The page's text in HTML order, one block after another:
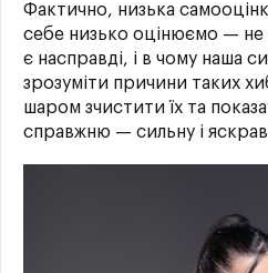
Фактично, низька
себе низько оцінюємо —
є насправді, і в чому наша
зрозуміти причини таких
шаром зчистити їх та
справжню — сильну і